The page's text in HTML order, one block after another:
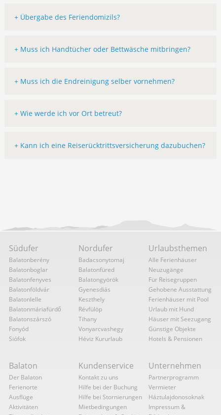
+ Übergabe des Feriendomizils?
+ Muss ich Handtücher oder Bettwäsche mitbringen?
+ Muss ich die Endreinigung selber vornehmen?
+ Wie werde ich vor Ort betreut?
+ Kann ich eine Reiserücktrittsversicherung dazubuchen?
Südufer
Balatonberény
Balatonboglar
Balatonfenyves
Balatonföldvár
Balatonlelle
Balatonmáriafürdő
Balatonszárszó
Fonyód
Siófok
Nordufer
Badacsonytomaj
Balatonfüred
Balatongyörök
Gyenesdiás
Keszthely
Révfülöp
Tihany
Vonyarcvashegy
Héviz Kururlaub
Urlaubsthemen
Alle Ferienhäuser
Neuzugänge
Für Reisegruppen
Gehobene Ausstattung
Ferienhäuser mit Pool
Urlaub mit Hund
Häuser mit Seezugang
Günstige Objekte
Hotels & Pensionen
Balaton
Der Balaton
Ferienorte
Ausflüge
Aktivitäten
Kundenservice
Kontakt zu uns
Hilfe bei der Buchung
Hilfe bei Stornierungen
Mietbedingungen
Unternehmen
Partnerprogramm
Vermieter
Háztulajdonosoknak
Impressum &